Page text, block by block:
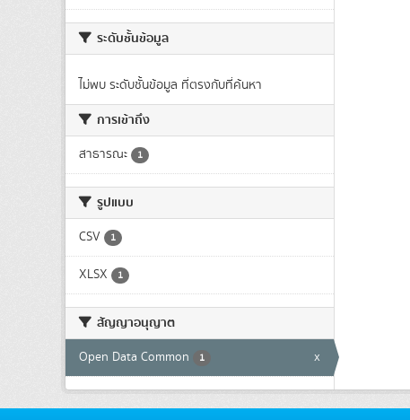
ระดับชั้นข้อมูล
ไม่พบ ระดับชั้นข้อมูล ที่ตรงกับที่ค้นหา
การเข้าถึง
สาธารณะ 1
รูปแบบ
CSV 1
XLSX 1
สัญญาอนุญาต
Open Data Common 1 x